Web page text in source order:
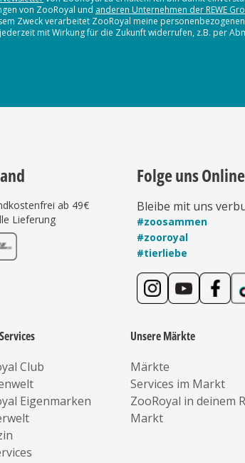
von ZooRoyal und anderen Unternehmen der REWE
Zweck verarbeitet ZooRoyal meine
mit Wirkung für die Zukunft widerrufen, z.B. per
ab 49€
Lieferung
Folge uns Online
Bleibe mit uns
#zoosammen
#zooroyal
#tierliebe
Club
Eigenmarken
Unsere Märkte
Märkte
Services im Markt
ZooRoyal in deinem
Markt